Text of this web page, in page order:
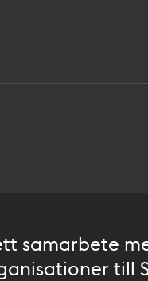
samarbete
till